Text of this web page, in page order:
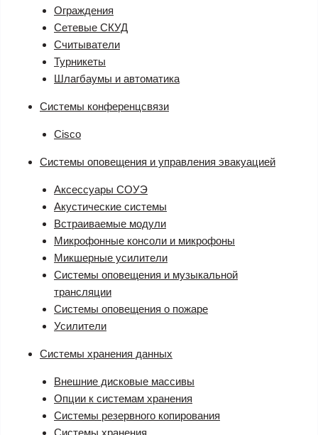
Ограждения
Сетевые СКУД
Считыватели
Турникеты
Шлагбаумы и автоматика
Системы конференцсвязи
Cisco
Системы оповещения и управления эвакуацией
Аксессуары СОУЭ
Акустические системы
Встраиваемые модули
Микрофонные консоли и микрофоны
Микшерные усилители
Системы оповещения и музыкальной
трансляции
Системы оповещения о пожаре
Усилители
Системы хранения данных
Внешние дисковые массивы
Опции к системам хранения
Системы резервного копирования
Системы хранения